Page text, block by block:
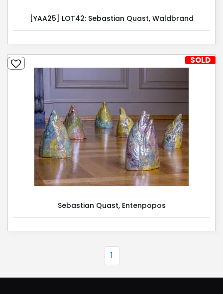
[YAA25] LOT42: Sebastian Quast, Waldbrand
Sebastian Quast, Entenpopos
SOLD
1